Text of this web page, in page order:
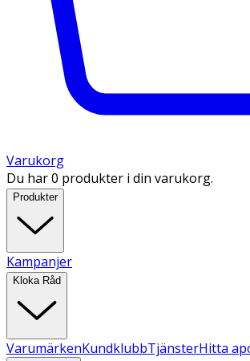
Varukorg
Du har 0 produkter i din varukorg.
Produkter
Kampanjer
Kloka Råd
VarumärkenKundklubbTjänsterHitta